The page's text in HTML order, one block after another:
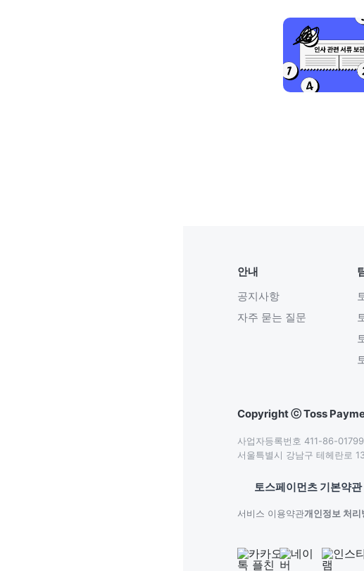
안내
공지사항
자주 묻는 질문
Copyright ⓒ Toss
사업자등록번호 411-86-
서울특별시 강남구 테헤란로
토스페이먼츠 기본약관
서비스 이용약관개인정보 처리